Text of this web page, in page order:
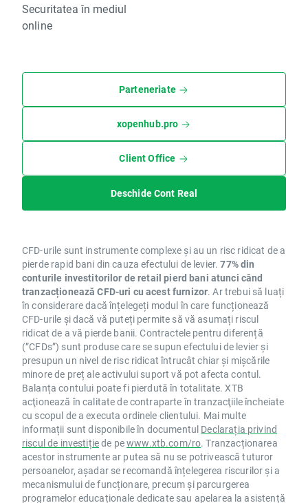
Securitatea în mediul
online
Parteneriate
xopenhub.pro
Client Office
Deschide Cont Real
CFD-urile sunt instrumente complexe și au un risc ridicat de a
pierde rapid bani din cauza efectului de levier.77% din
conturile investitorilor de retail pierd bani atunci când
tranzacționează CFD-uri cu acest furnizor. Ar trebui să luați
în considerare dacă înțelegeți modul în care funcționează
CFD-urile și dacă vă puteți permite să vă asumați riscul
ridicat de a vă pierde banii. Contractele pentru diferență
(”CFDs”) sunt produse care se supun efectului de levier și
presupun un nivel de risc ridicat întrucât chiar și mișcările
minore de preț ale activului suport vă pot afecta contul.
Balanța contului poate fi pierdută în totalitate. XTB
acţionează în calitate de contraparte în tranzacţiile încheiate
cu scopul de a executa ordinele clientului. Mai multe
informații sunt disponibile în documentul Declarația privind
riscul de investițiede pewww.xtb.com/ro. Tranzacționarea
acestor instrumente ar putea să nu se potrivească tuturor
persoanelor, așadar se recomandă înțelegerea riscurilor și a
mecanismului de funcționare, precum și parcurgerea
programelor educaționale dedicate sau apelarea la asistență